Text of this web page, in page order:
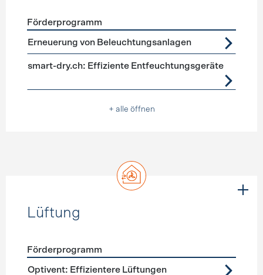
Förderprogramme Geräte, Beleuchtung
Förderprogramm
Erneuerung von Beleuchtungsanlagen
smart-dry.ch: Effiziente Entfeuchtungsgeräte
+ alle öffnen
Lüftung
Förderprogramme Lüftung
Förderprogramm
Optivent: Effizientere Lüftungen